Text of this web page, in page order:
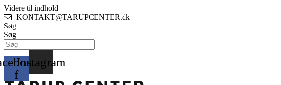
Videre til indhold
KONTAKT@TARUPCENTER.dk
Søg
Søg
f
Instagram